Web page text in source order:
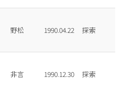
野松 1990.04.22 探索
非言 1990.12.30 探索